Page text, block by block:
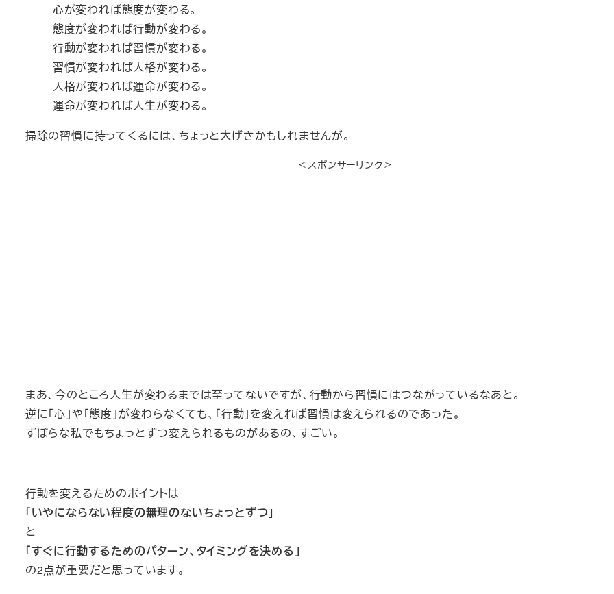
心が変われば態度が変わる。
態度が変われば行動が変わる。
行動が変われば習慣が変わる。
習慣が変われば人格が変わる。
人格が変われば運命が変わる。
運命が変われば人生が変わる。
掃除の習慣に持ってくるには、ちょっと大げさかもしれませんが。
＜スポンサーリンク＞
まあ、今のところ人生が変わるまでは至ってないですが、行動から習慣にはつながっているなあと。
逆に「心」や「態度」が変わらなくても、「行動」を変えれば習慣は変えられるのであった。
ずぼらな私でもちょっとずつ変えられるものがあるの、すごい。
行動を変えるためのポイントは
「いやにならない程度の無理のないちょっとずつ」
と
「すぐに行動するためのパターン、タイミングを決める」
の2点が重要だと思っています。